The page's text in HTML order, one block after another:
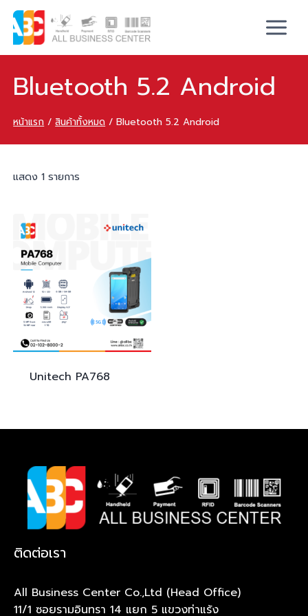
Bluetooth 5.2 Android
หน้าแรก / สินค้าทั้งหมด / Bluetooth 5.2 Android
แสดง 1 รายการ
Unitech PA768
ติดต่อเรา
All Business Center Co.,Ltd (Head Office)
11/1 ซอยรามอินทรา 14 แยก 5 แขวงท่าแร้ง